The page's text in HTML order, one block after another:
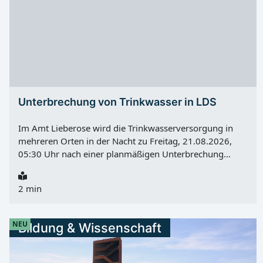
Unterbrechung von Trinkwasser in LDS
Im Amt Lieberose wird die Trinkwasserversorgung in
mehreren Orten in der Nacht zu Freitag, 21.08.2026,
05:30 Uhr nach einer planmäßigen Unterbrechung
Donnerstag, 20.08.2026, 22:30 Uhr und dauert bis
Freitag, 21.08.2026, 05:30 Uhr . Betroffen sind
Leine, Wußwerk, Alt Zauche, Burglehn und Briesensee .
Nach Angaben der LWG betrifft die Maßnahme rund
3.000 Bürger . Wartung an der Druckerhöhungsstation
Grund für die Unterbrechung ist die Erneuerung von
2 min
Bildung & Wissenschaft
NEU